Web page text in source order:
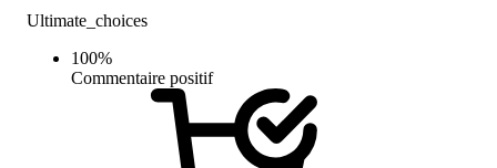
Ultimate_choices
100%
Commentaire positif